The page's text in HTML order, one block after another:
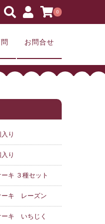
0
お問合せ
り
り
キ ３種セット
ーキ レーズン
ーキ いちじく